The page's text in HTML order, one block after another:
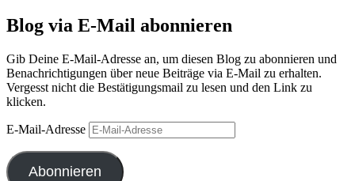
Blog via E-Mail abonnieren
Gib Deine E-Mail-Adresse an, um diesen Blog zu abonnieren und
Benachrichtigungen über neue Beiträge via E-Mail zu erhalten.
Vergesst nicht die Bestätigungsmail zu lesen und den Link zu
klicken.
E-Mail-Adresse
Abonnieren